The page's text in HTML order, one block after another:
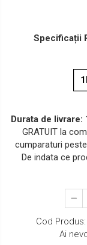
Specificații
Durata de livrare:
GRATUIT la
cumparaturi
De indata ce
Cod Produs:
Ai